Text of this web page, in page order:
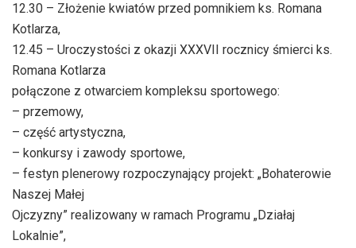
12.30 – Złożenie kwiatów przed pomnikiem ks. Romana
Kotlarza,
12.45 – Uroczystości z okazji XXXVII rocznicy śmierci ks.
Romana Kotlarza
połączone z otwarciem kompleksu sportowego:
– przemowy,
– część artystyczna,
– konkursy i zawody sportowe,
– festyn plenerowy rozpoczynający projekt: „Bohaterowie
Naszej Małej
Ojczyzny” realizowany w ramach Programu „Działaj
Lokalnie”,